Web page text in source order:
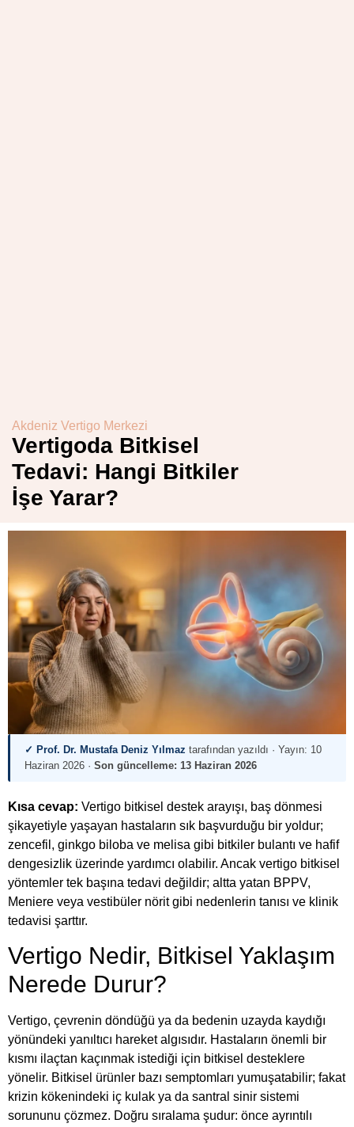
Akdeniz Vertigo Merkezi
Vertigoda Bitkisel
Tedavi: Hangi Bitkiler
İşe Yarar?
✓ Prof. Dr. Mustafa Deniz Yılmaz tarafından yazıldı · Yayın: 10
Haziran 2026 · Son güncelleme: 13 Haziran 2026
Kısa cevap: Vertigo bitkisel destek arayışı, baş dönmesi
şikayetiyle yaşayan hastaların sık başvurduğu bir yoldur;
zencefil, ginkgo biloba ve melisa gibi bitkiler bulantı ve hafif
dengesizlik üzerinde yardımcı olabilir. Ancak vertigo bitkisel
yöntemler tek başına tedavi değildir; altta yatan BPPV,
Meniere veya vestibüler nörit gibi nedenlerin tanısı ve klinik
tedavisi şarttır.
Vertigo Nedir, Bitkisel Yaklaşım
Nerede Durur?
Vertigo, çevrenin döndüğü ya da bedenin uzayda kaydığı
yönündeki yanıltıcı hareket algısıdır. Hastaların önemli bir
kısmı ilaçtan kaçınmak istediği için bitkisel desteklere
yönelir. Bitkisel ürünler bazı semptomları yumuşatabilir; fakat
krizin kökenindeki iç kulak ya da santral sinir sistemi
sorununu çözmez. Doğru sıralama şudur: önce ayrıntılı